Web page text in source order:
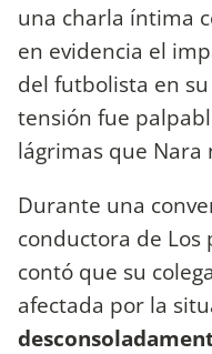
una charla íntima
en evidencia el
del futbolista en
tensión fue
lágrimas que
Durante una
conductora de
contó que su
afectada por la